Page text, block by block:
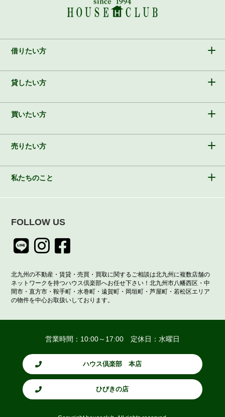
借りたい方
貸したい方
買いたい方
売りたい方
私たちのこと
FOLLOW US
北九州の不動産・賃貸・売買・買取に関するご相談は北九州に複数店舗の
ネットワークを持つハウス倶楽部へお任せ下さい！北九州市八幡西区・中
間市・直方市・鞍手町・水巻町・遠賀町・岡垣町・芦屋町・若松区エリア
の物件を中心お取扱いしております。
営業時間：10:00～17:00 定休日：水曜日
ハウス倶楽部 本店
ひびきの店